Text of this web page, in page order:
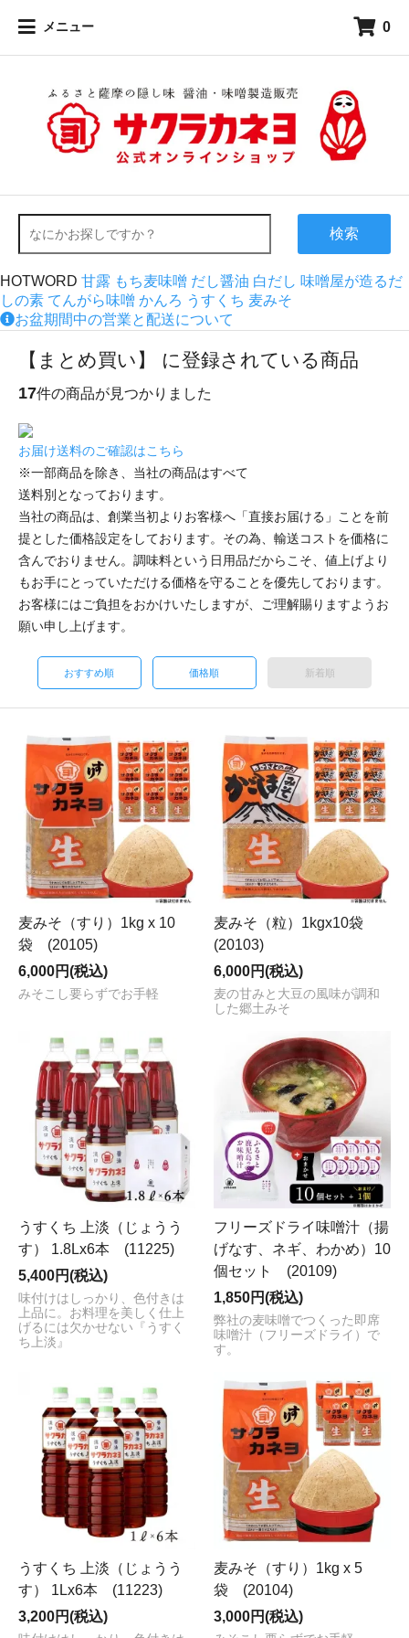
メニュー 0
検索
HOTWORD 甘露 もち麦味噌 だし醤油 白だし 味噌屋が造るだ
しの素 てんがら味噌 かんろ うすくち 麦みそ
お盆期間中の営業と配送について
【まとめ買い】 に登録されている商品
17件の商品が見つかりました
お届け送料のご確認はこちら
※一部商品を除き、当社の商品はすべて
送料別 となっております。
当社の商品は、創業当初よりお客様へ「直接お届ける」ことを前
提とした価格設定をしております。その為、輸送コストを価格に
含んでおりません。調味料という日用品だからこそ、値上げより
もお手にとっていただける価格を守ることを優先しております。
お客様にはご負担をおかけいたしますが、ご理解賜りますようお
願い申し上げます。
おすすめ順 価格順 新着順
麦みそ（すり）1kg x 10
袋 (20105)
6,000円(税込)
みそこし要らずでお手軽
麦みそ（粒）1kgx10袋
(20103)
6,000円(税込)
麦の甘みと大豆の風味が調和
した郷土みそ
うすくち 上淡（じょうう
す） 1.8Lx6本 (11225)
5,400円(税込)
味付けはしっかり、色付きは
上品に。お料理を美しく仕上
げるには欠かせない『うすく
ち上淡』
フリーズドライ味噌汁（揚
げなす、ネギ、わかめ）10
個セット (20109)
1,850円(税込)
弊社の麦味噌でつくった即席
味噌汁（フリーズドライ）で
す。
うすくち 上淡（じょうう
す） 1Lx6本 (11223)
3,200円(税込)
麦みそ（すり）1kg x 5
袋 (20104)
3,000円(税込)